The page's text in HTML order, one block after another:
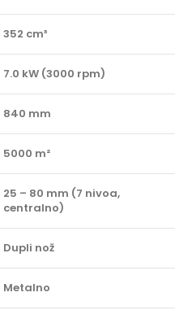
352 cm³
7.0 kW (3000 rpm)
840 mm
5000 m²
25 – 80 mm (7 nivoa,
centralno)
Dupli nož
Metalno